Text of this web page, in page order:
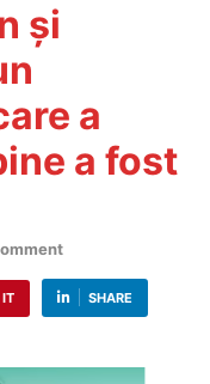
și
a
a fost
SHARE